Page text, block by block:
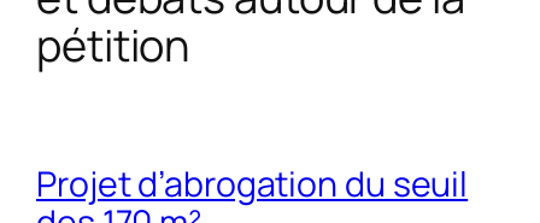
pétition
Projet d’abrogation du seuil